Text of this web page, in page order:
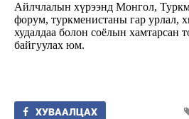
Айлчлалын хүрээнд Монгол,
форум, туркменистаны гар урлал,
худалдаа болон соёлын хамтарсан
байгуулах юм.
ХУВААЛЦАХ